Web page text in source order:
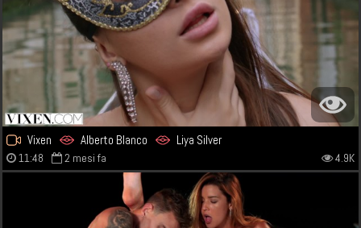
Vixen Alberto Blanco Liya Silver
11:48 2 mesi fa 4.9K